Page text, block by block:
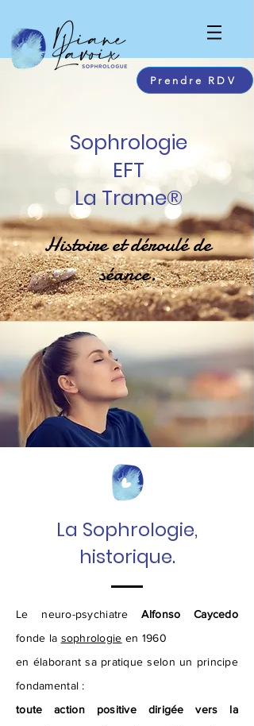
Prendre RDV
Sophrologie
EFT
La Trame®
Histoire et déroulé de
séance.
La Sophrologie,
historique.
Le neuro-psychiatreAlfonso Caycedo
fonde la sophrologie en 1960
en élaborant sa pratique selon un principe
fondamental :
toute action positive dirigée vers la